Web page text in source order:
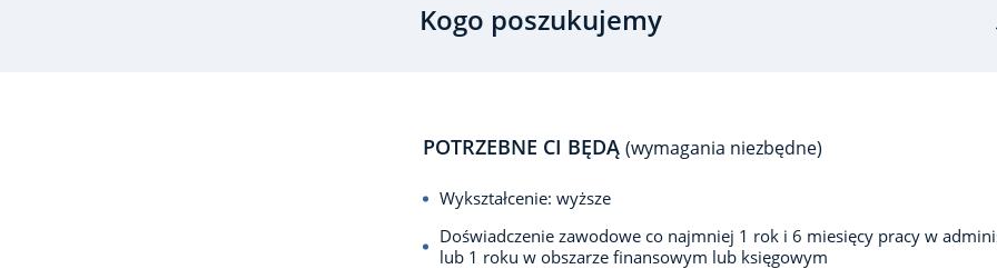
Kogo poszukujemy
POTRZEBNE CI BĘDĄ (wymagania niezbędne)
Wykształcenie: wyższe
Doświadczenie zawodowe co najmniej 1 rok i 6 miesięcy pracy w
lub 1 roku w obszarze finansowym lub księgowym